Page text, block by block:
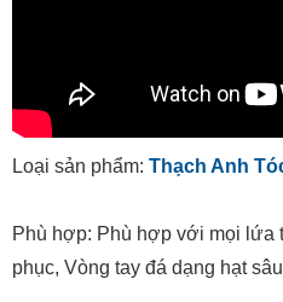
Loại sản phẩm: Thạch Anh
Phù hợp: Phù hợp với mọi lứa
phục, Vòng tay đá dạng hạt